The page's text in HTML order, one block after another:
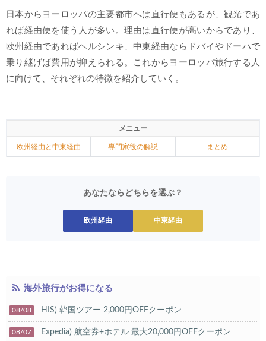
日本からヨーロッパの主要都市へは直行便もあるが、観光であ
れば経由便を使う人が多い。理由は直行便が高いからであり、
欧州経由であればヘルシンキ、中東経由ならドバイやドーハで
乗り継げば費用が抑えられる。これからヨーロッパ旅行する人
に向けて、それぞれの特徴を紹介していく。
メニュー
欧州経由と中東経由 専門家役の解説 まとめ
あなたならどちらを選ぶ？
欧州経由 中東経由
海外旅行がお得になる
08/08 HIS) 韓国ツアー 2,000円OFFクーポン
08/07 Expedia) 航空券+ホテル 最大20,000円OFFクーポン